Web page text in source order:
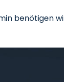
benötigen